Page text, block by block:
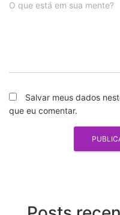
O que está em sua mente?
Salvar meus dados
que eu comentar.